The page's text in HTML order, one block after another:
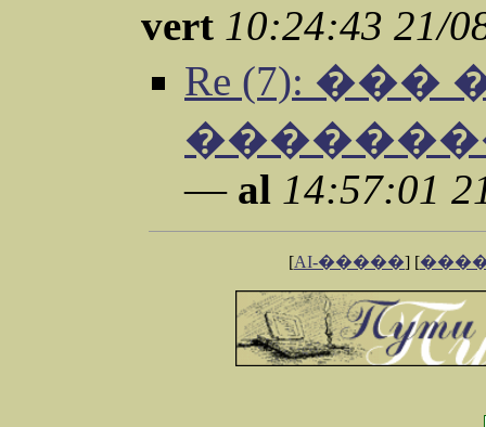
vert 10:24:43 21/
Re (7):
— al 14:57:01
[AI-�����] [